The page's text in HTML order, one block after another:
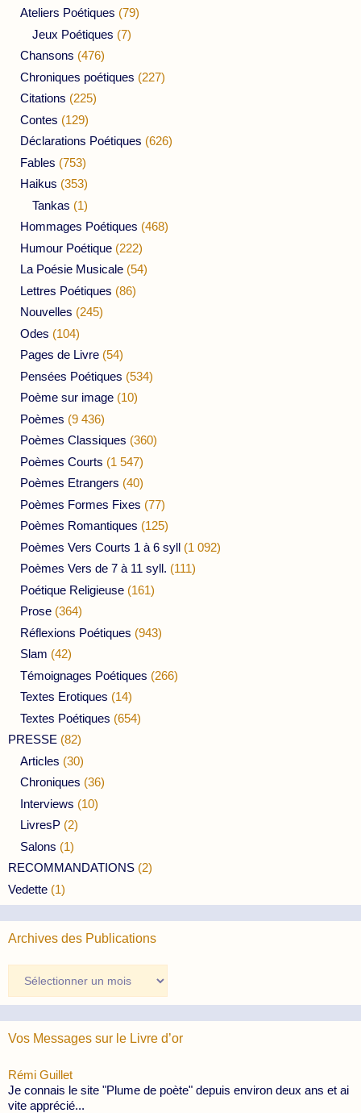
Ateliers Poétiques (79)
Jeux Poétiques (7)
Chansons (476)
Chroniques poétiques (227)
Citations (225)
Contes (129)
Déclarations Poétiques (626)
Fables (753)
Haikus (353)
Tankas (1)
Hommages Poétiques (468)
Humour Poétique (222)
La Poésie Musicale (54)
Lettres Poétiques (86)
Nouvelles (245)
Odes (104)
Pages de Livre (54)
Pensées Poétiques (534)
Poème sur image (10)
Poèmes (9 436)
Poèmes Classiques (360)
Poèmes Courts (1 547)
Poèmes Etrangers (40)
Poèmes Formes Fixes (77)
Poèmes Romantiques (125)
Poèmes Vers Courts 1 à 6 syll (1 092)
Poèmes Vers de 7 à 11 syll. (111)
Poétique Religieuse (161)
Prose (364)
Réflexions Poétiques (943)
Slam (42)
Témoignages Poétiques (266)
Textes Erotiques (14)
Textes Poétiques (654)
PRESSE (82)
Articles (30)
Chroniques (36)
Interviews (10)
LivresP (2)
Salons (1)
RECOMMANDATIONS (2)
Vedette (1)
Archives des Publications
des
Publications
Vos Messages sur le Livre d’or
Rémi Guillet
Je connais le site "Plume de poète" depuis environ deux ans et ai
vite apprécié...